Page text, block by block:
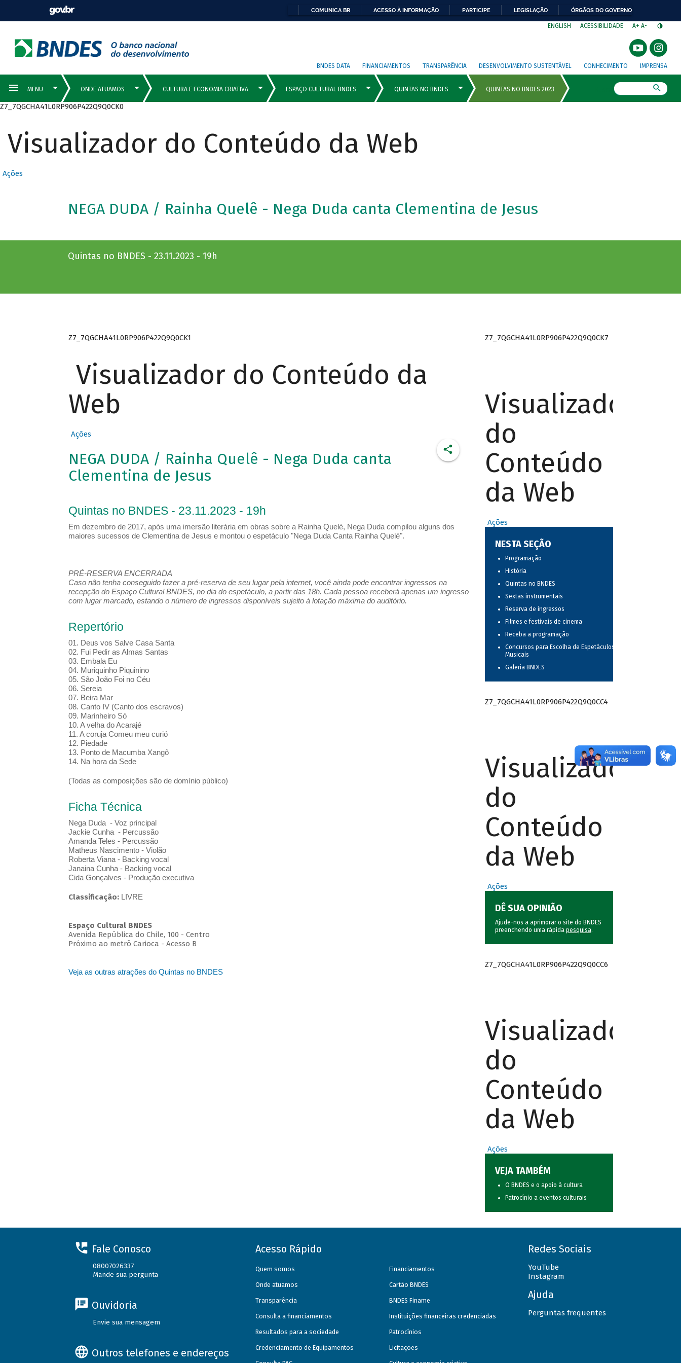
COMUNICA BR ACESSO À INFORMAÇÃO PARTICIPE LEGISLAÇÃO ÓRGÃOS DO GOVERNO
ENGLISH ACESSIBILIDADE A+ A-
BNDES DATA FINANCIAMENTOS TRANSPARÊNCIA DESENVOLVIMENTO SUSTENTÁVEL CONHECIMENTO IMPRENSA
Z7_7QGCHA41L0RP906P422Q9Q0CK0
Visualizador do Conteúdo da Web
Ações
NEGA DUDA / Rainha Quelê - Nega Duda canta Clementina de Jesus
Quintas no BNDES - 23.11.2023 - 19h
Z7_7QGCHA41L0RP906P422Q9Q0CK1
Visualizador do Conteúdo da
Web
Ações
NEGA DUDA / Rainha Quelê - Nega Duda canta
Clementina de Jesus
Quintas no BNDES - 23.11.2023 - 19h
Em dezembro de 2017, após uma imersão literária em obras sobre a Rainha Quelé, Nega Duda compilou alguns dos
maiores sucessos de Clementina de Jesus e montou o espetáculo "Nega Duda Canta Rainha Quelé".
PRÉ-RESERVA ENCERRADA
Caso não tenha conseguido fazer a pré-reserva de seu lugar pela internet, você ainda pode encontrar ingressos na
recepção do Espaço Cultural BNDES, no dia do espetáculo, a partir das 18h. Cada pessoa receberá apenas um ingresso
com lugar marcado, estando o número de ingressos disponíveis sujeito à lotação máxima do auditório.
Repertório
01. Deus vos Salve Casa Santa
02. Fui Pedir as Almas Santas
03. Embala Eu
04. Muriquinho Piquinino
05. São João Foi no Céu
06. Sereia
07. Beira Mar
08. Canto IV (Canto dos escravos)
09. Marinheiro Só
10. A velha do Acarajé
11. A coruja Comeu meu curió
12. Piedade
13. Ponto de Macumba Xangô
14. Na hora da Sede
(Todas as composições são de domínio público)
Ficha Técnica
Nega Duda - Voz principal
Jackie Cunha - Percussão
Amanda Teles - Percussão
Matheus Nascimento - Violão
Roberta Viana - Backing vocal
Janaina Cunha - Backing vocal
Cida Gonçalves - Produção executiva
Classificação: LIVRE
Espaço Cultural BNDES
Avenida República do Chile, 100 - Centro
Próximo ao metrô Carioca - Acesso B
Veja as outras atrações do Quintas no BNDES
Z7_7QGCHA41L0RP906P422Q9Q0CK7
Visualizador
do
Conteúdo
da Web
Ações
NESTA SEÇÃO
Programação
História
Quintas no BNDES
Sextas instrumentais
Reserva de ingressos
Filmes e festivais de cinema
Receba a programação
Concursos para Escolha de Espetáculos
Musicais
Galeria BNDES
Z7_7QGCHA41L0RP906P422Q9Q0CC4
Visualizador
do
Conteúdo
da Web
Ações
DÊ SUA OPINIÃO
Ajude-nos a aprimorar o site do BNDES
preenchendo uma rápida pesquisa.
Z7_7QGCHA41L0RP906P422Q9Q0CC6
Visualizador
do
Conteúdo
da Web
Ações
VEJA TAMBÉM
O BNDES e o apoio à cultura
Patrocínio a eventos culturais
Fale Conosco
08007026337
Mande sua pergunta
Ouvidoria
Envie sua mensagem
Outros telefones e endereços
Acesso Rápido
Quem somos
Onde atuamos
Transparência
Consulta a financiamentos
Resultados para a sociedade
Credenciamento de Equipamentos
Financiamentos
Cartão BNDES
BNDES Finame
Instituições financeiras credenciadas
Patrocínios
Licitações
Redes Sociais
YouTube
Instagram
Ajuda
Perguntas frequentes